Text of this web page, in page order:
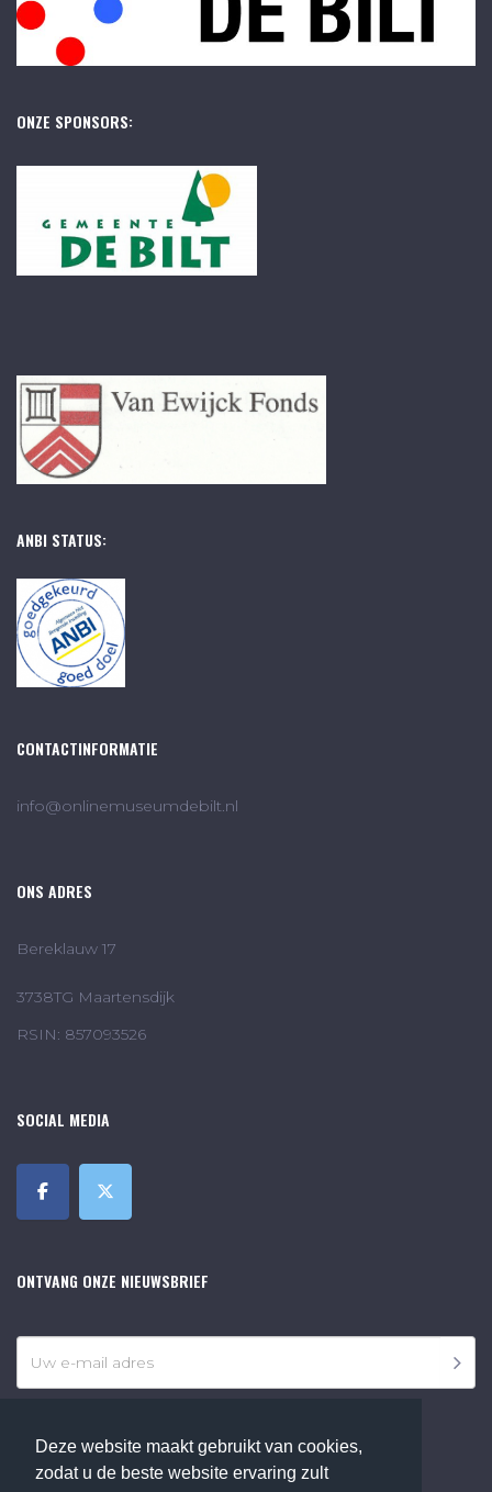
Deze website maakt gebruikt van cookies,
zodat u de beste website ervaring zult
ONZE SPONSORS:
ANBI STATUS:
CONTACTINFORMATIE
info@onlinemuseumdebilt.nl
ONS ADRES
Bereklauw 17
3738TG Maartensdijk
RSIN: 857093526
SOCIAL MEDIA
ONTVANG ONZE NIEUWSBRIEF
©2018 Online Museum de Bilt. Alle rechten voorbehouden.